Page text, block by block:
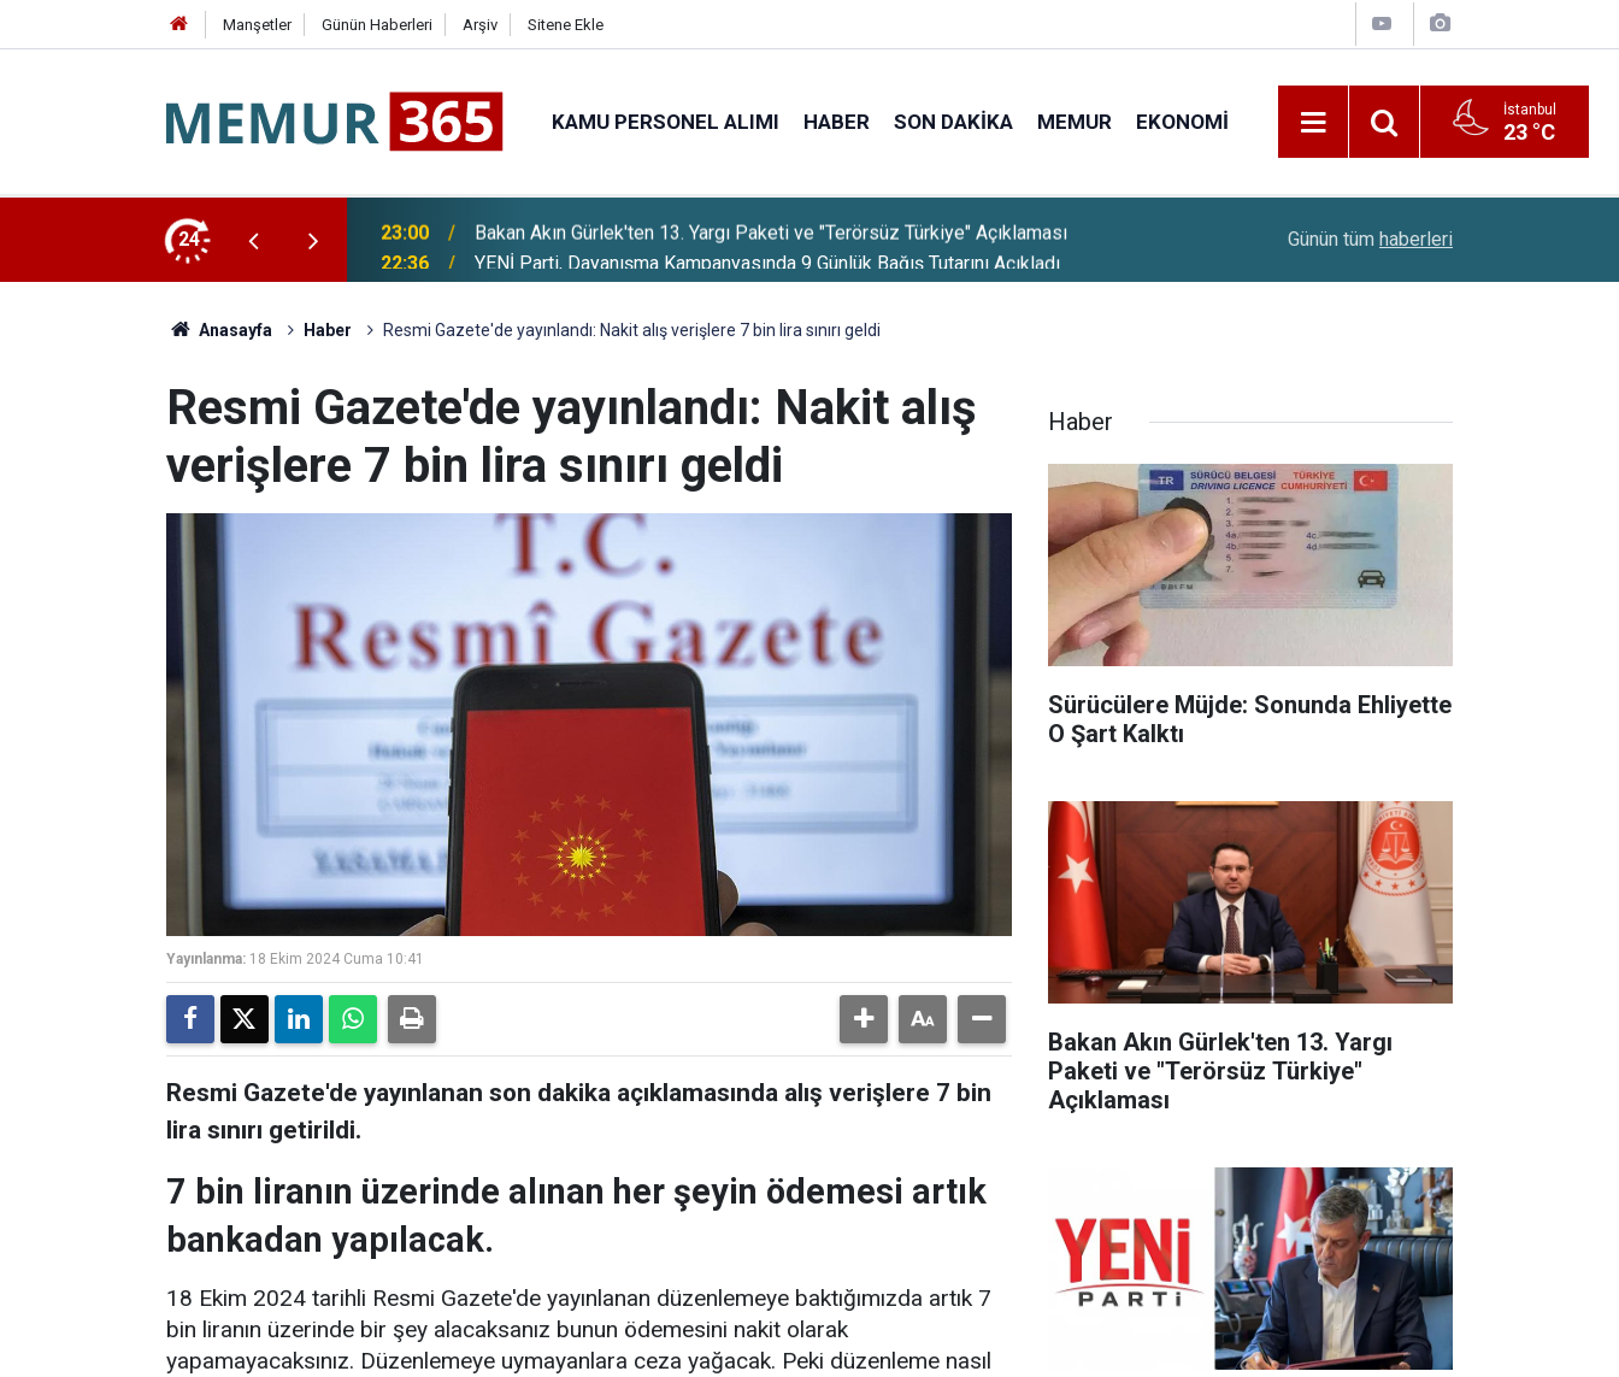
Manşetler Günün Haberleri Arşiv Sitene Ekle
KAMU PERSONEL ALIMI HABER SON DAKIKA MEMUR EKONOMI İstanbul
23 °C
24
ve "Terörsüz Türkiye" Açıklaması 22:36 YENİ Parti, Dayanışma Kampanyasında 9 Günlük Bağış Tutarını Açıkladı Çiftçilere 688,2 Milyon Liralık Destek Ödemesi
Günün tüm haberleri
Anasayfa Haber Resmi Gazete'de yayınlandı: Nakit alış verişlere 7 bin lira sınırı geldi
Resmi Gazete'de yayınlandı: Nakit alış
verişlere 7 bin lira sınırı geldi
Yayınlanma: 18 Ekim 2024 Cuma 10:41
Resmi Gazete'de yayınlanan son dakika açıklamasında alış verişlere 7 bin
lira sınırı getirildi.
7 bin liranın üzerinde alınan her şeyin ödemesi artık
bankadan yapılacak.
18 Ekim 2024 tarihli Resmi Gazete'de yayınlanan düzenlemeye baktığımızda artık 7
bin liranın üzerinde bir şey alacaksanız bunun ödemesini nakit olarak
yapamayacaksınız. Düzenlemeye uymayanlara ceza yağacak. Peki düzenleme nasıl
Haber
Sürücülere Müjde: Sonunda Ehliyette
O Şart Kalktı
Bakan Akın Gürlek'ten 13. Yargı
Paketi ve "Terörsüz Türkiye"
Açıklaması